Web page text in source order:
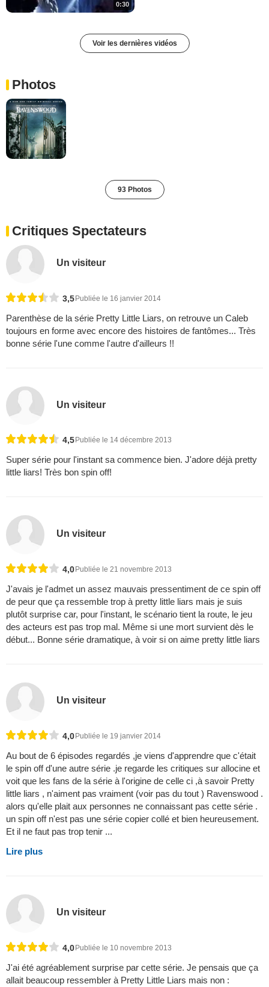
0:30
Voir les dernières vidéos
Photos
93 Photos
Critiques Spectateurs
Un visiteur
3,5 Publiée le 16 janvier 2014
Parenthèse de la série Pretty Little Liars, on retrouve un Caleb
toujours en forme avec encore des histoires de fantômes... Très
bonne série l'une comme l'autre d'ailleurs !!
Un visiteur
4,5 Publiée le 14 décembre 2013
Super série pour l'instant sa commence bien. J'adore déjà pretty
little liars! Très bon spin off!
Un visiteur
4,0Publiée le 21 novembre 2013
J'avais je l'admet un assez mauvais pressentiment de ce spin off
de peur que ça ressemble trop à pretty little liars mais je suis
plutôt surprise car, pour l'instant, le scénario tient la route, le jeu
des acteurs est pas trop mal. Même si une mort survient dès le
début... Bonne série dramatique, à voir si on aime pretty little liars
Un visiteur
4,0Publiée le 19 janvier 2014
Au bout de 6 épisodes regardés ,je viens d'apprendre que c'était
le spin off d'une autre série .je regarde les critiques sur allocine et
voit que les fans de la série à l'origine de celle ci ,à savoir Pretty
little liars , n'aiment pas vraiment (voir pas du tout ) Ravenswood .
alors qu'elle plait aux personnes ne connaissant pas cette série .
un spin off n'est pas une série copier collé et bien heureusement.
Et il ne faut pas trop tenir ...
Lire plus
Un visiteur
4,0 Publiée le 10 novembre 2013
J'ai été agréablement surprise par cette série. Je pensais que ça
allait beaucoup ressembler à Pretty Little Liars mais non :